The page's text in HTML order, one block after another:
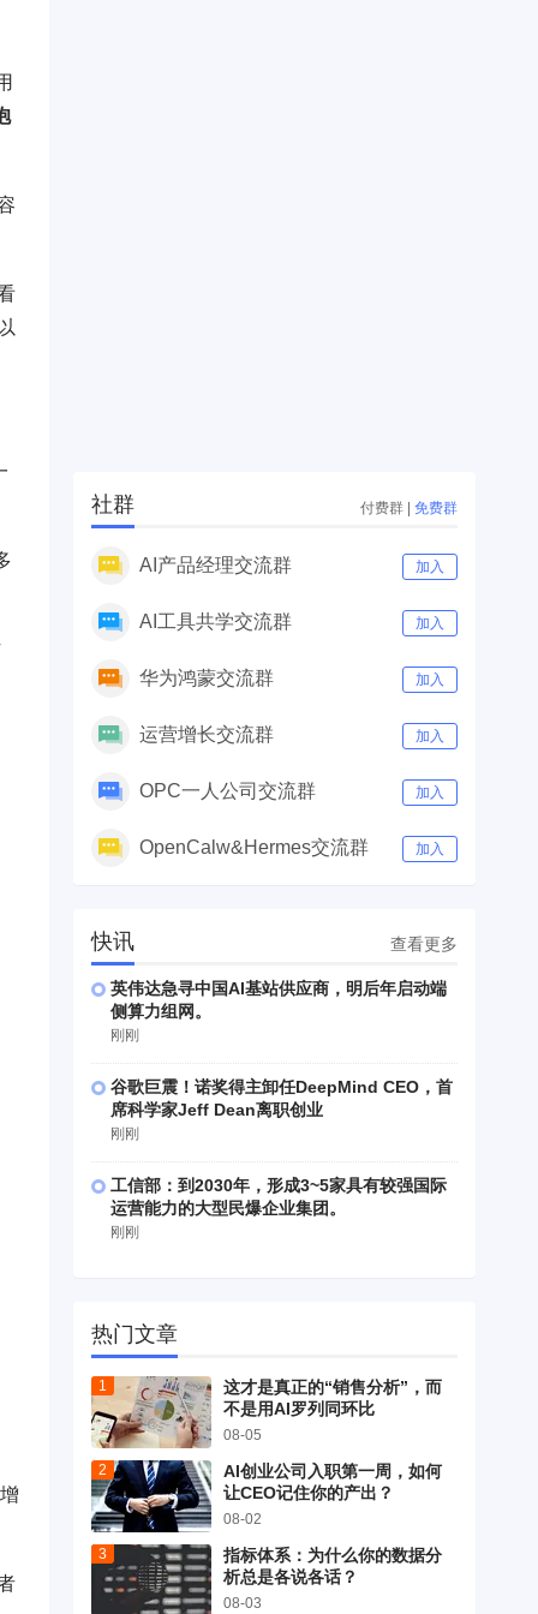
社群 付费群 | 免费群
AI产品经理交流群 加入
AI工具共学交流群 加入
华为鸿蒙交流群 加入
运营增长交流群 加入
OPC一人公司交流群 加入
OpenCalw&Hermes交流群 加入
快讯 查看更多
英伟达急寻中国AI基站供应商，明后年启动端
侧算力组网。
刚刚
谷歌巨震！诺奖得主卸任DeepMind CEO，首
席科学家Jeff Dean离职创业
刚刚
工信部：到2030年，形成3~5家具有较强国际
运营能力的大型民爆企业集团。
刚刚
热门文章
这才是真正的“销售分析”，而
不是用AI罗列同环比
08-05
AI创业公司入职第一周，如何
让CEO记住你的产出？
08-02
指标体系：为什么你的数据分
析总是各说各话？
08-03